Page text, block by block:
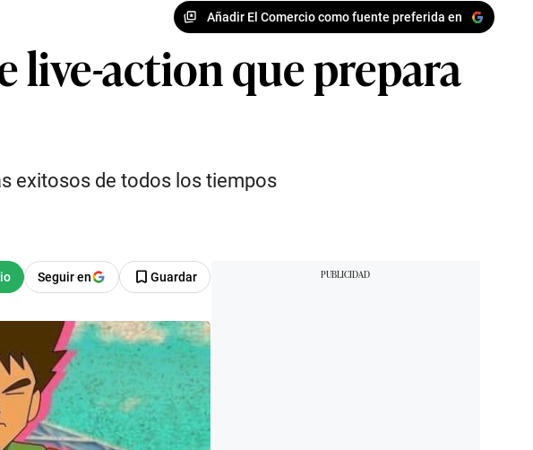
Añadir El Comercio como fuente preferida en
live-action que prepara
exitosos de todos los tiempos
Seguir en Guardar